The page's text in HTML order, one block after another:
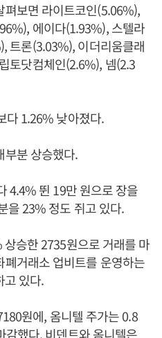
보면 라이트코인(5.06%),
에이다(1.93%), 스텔라
트론(3.03%), 이더리움클래
토닷컴체인(2.6%), 넴(2.3
다 1.26% 낮아졌다.
부분 상승했다.
4.4% 뛴 19만 원으로 장을
을 23% 정도 쥐고 있다.
승한 2735원으로 거래를 마
거래소 업비트를 운영하는
고 있다.
원에, 옴니텔 주가는 0.8
했다. 비덴트와 옴니텔은